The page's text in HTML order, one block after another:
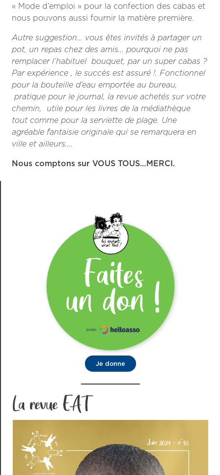
« Mode d’emploi » pour la confection des cabas et
nous pouvons aussi fournir la matière première.
Autre suggestion… vous êtes invités à partager un
pot, un repas chez des amis… pourquoi ne pas
remplacer l’habituel bouquet, par un super cabas ?
Par expérience , le succès est assuré !. Fonctionnel
pour la bouteille d’eau emportée au bureau,
pratique pour le journal, la revue achetés sur votre
chemin, utile pour les livres de la médiathèque
tout comme pour la serviette de plage. Une
agréable fantaisie originale qui se remarquera en
ville et ailleurs….
Nous comptons sur VOUS TOUS…MERCI.
Je donne
La revue EAT